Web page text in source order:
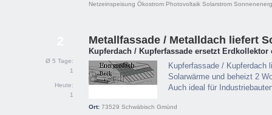
Netzeinspeisung Ökostrom Photovoltaik Solarstrom
Ø 5 Tage:
1
Heute:
1
Metallfassade / Metalldach liefert
Kupferdach / Kupferfassade ersetzt
Kupferfassade / Kupferdach
Solarwärme und beheizt 2
Auch ideal für
Ort: 73529 Schwäbisch Gmünd